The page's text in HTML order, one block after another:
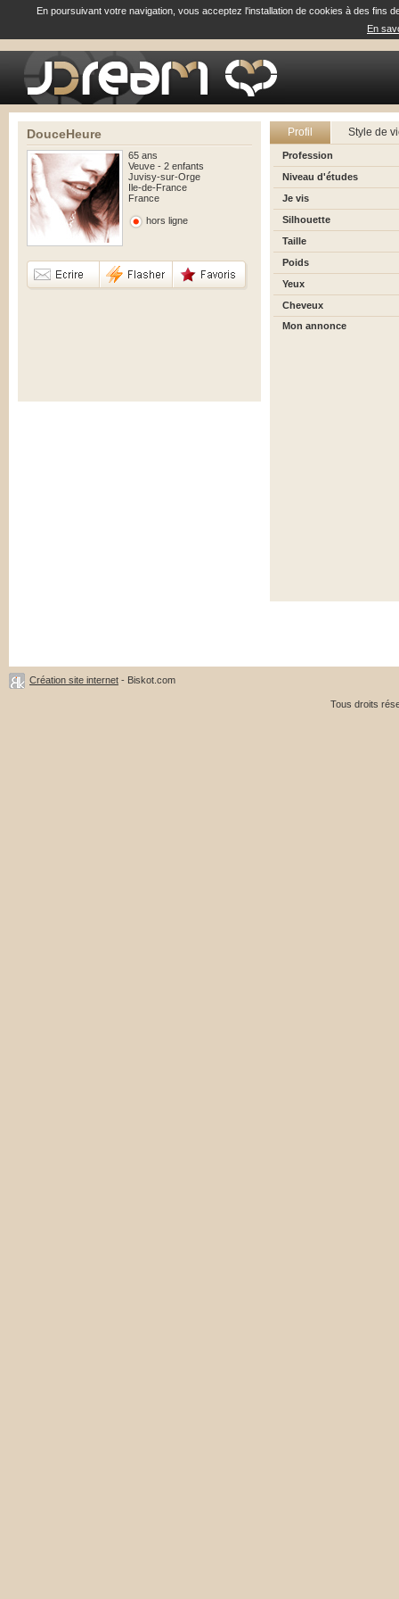
En poursuivant votre navigation, vous acceptez l'installation de cookies à des
En
DouceHeure
65 ans
Veuve - 2 enfants
Juvisy-sur-Orge
Ile-de-France
France
hors ligne
Profil Style de
Profession
Niveau d'études
Je vis
Silhouette
Taille
Poids
Yeux
Cheveux
Mon annonce
Création site internet - Biskot.com
Tous droits